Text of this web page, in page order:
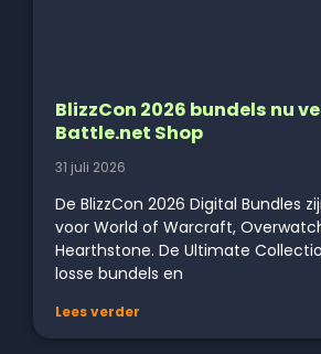
BlizzCon 2026 bundels nu
Battle.net Shop
31 juli 2026
De BlizzCon 2026 Digital Bundles
voor World of Warcraft,
Hearthstone. De Ultimate
losse bundels en
Lees verder